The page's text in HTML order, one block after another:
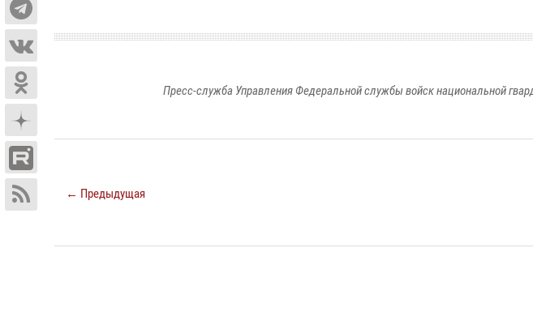
Пресс-служба Управления Федеральной службы войск национальной
← Предыдущая